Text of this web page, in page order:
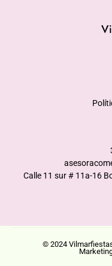
Calle 11 sur # 11a-16
© 2024